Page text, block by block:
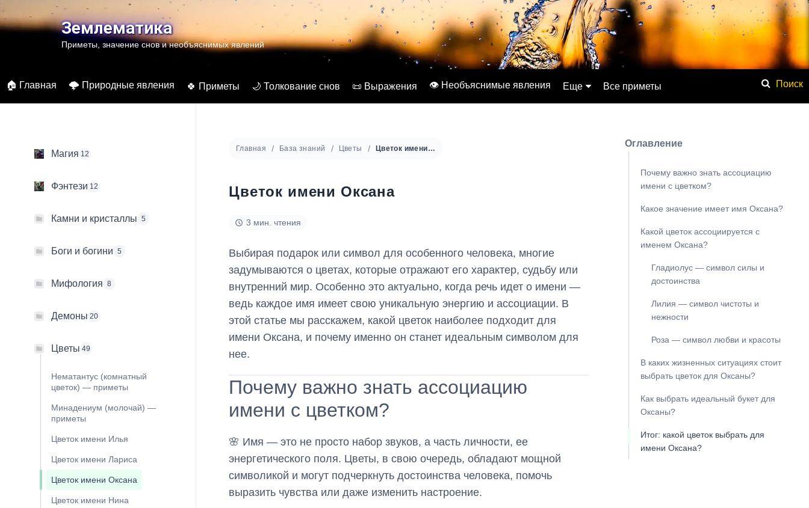
к
содержимомуЗемлематика
Приметы, значение снов и необъяснимых явлений
🏠 Главная 🌩️ Природные явления 🍀 Приметы 🌙 Толкование снов 📜 Выражения 👁️ Необъяснимые явления Еще
Физические явления
Все приметы
Магия 12
Фэнтези 12
Камни и кристаллы 5
Боги и богини 5
Мифология 8
Демоны 20
Цветы 49
Нематантус (комнатный
цветок) — приметы
Минадениум (молочай) —
приметы
Цветок имени Илья
Цветок имени Лариса
Цветок имени Оксана
Цветок имени Нина
Главная База знаний Цветы Цветок имени Оксана
Цветок имени Оксана
3 мин. чтения
Выбирая подарок или символ для особенного человека, многие
задумываются о цветах, которые отражают его характер, судьбу или
внутренний мир. Особенно это актуально, когда речь идет о имени —
ведь каждое имя имеет свою уникальную энергию и ассоциации. В
этой статье мы расскажем, какой цветок наиболее подходит для
имени Оксана, и почему именно он станет идеальным символом для
нее.
Почему важно знать ассоциацию
имени с цветком?
🌸 Имя — это не просто набор звуков, а часть личности, ее
энергетического поля. Цветы, в свою очередь, обладают мощной
символикой и могут подчеркнуть достоинства человека, помочь
выразить чувства или даже изменить настроение.
Оглавление
Почему важно знать ассоциацию
имени с цветком?
Какое значение имеет имя Оксана?
Какой цветок ассоциируется с
именем Оксана?
Гладиолус — символ силы и
достоинства
Лилия — символ чистоты и
нежности
Роза — символ любви и красоты
В каких жизненных ситуациях стоит
выбрать цветок для Оксаны?
Как выбрать идеальный букет для
Оксаны?
Итог: какой цветок выбрать для
имени Оксана?